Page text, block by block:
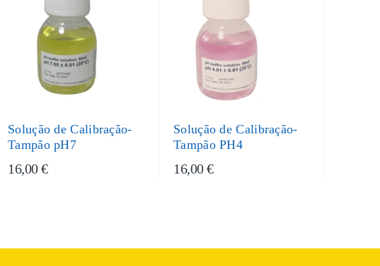
Solução de Calibração-
Tampão pH7
16,00 €
Solução de Calibração-
Tampão PH4
16,00 €